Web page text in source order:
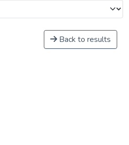
Back to results